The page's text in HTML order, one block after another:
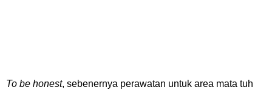
To be honest, sebenernya perawatan untuk area mata tuh